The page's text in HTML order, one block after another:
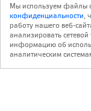
Мы используем файлы
конфиденциальности,
работу нашего веб-
анализировать
информацию об
аналитическим